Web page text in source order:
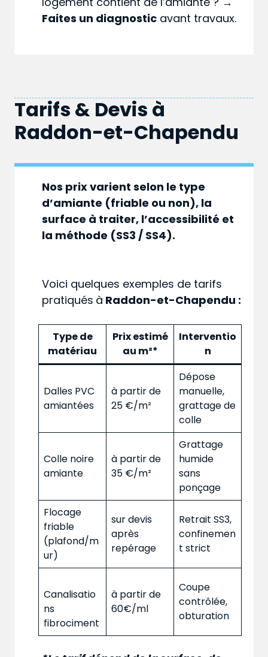
Faites un diagnostic avant travaux.
Tarifs & Devis à
Raddon-et-Chapendu
Nos prix varient selon le type
d’amiante (friable ou non), la
surface à traiter, l’accessibilité et
la méthode (SS3 / SS4).
Voici quelques exemples de tarifs
pratiqués à Raddon-et-Chapendu :
Type de
matériau
Prix estimé
au m²*
Interventio
n
Dalles PVC
amiantées
à partir de
25 €/m²
Dépose
manuelle,
grattage de
colle
Colle noire
amiante
à partir de
35 €/m²
Grattage
humide
sans
ponçage
Flocage
friable
(plafond/m
ur)
sur devis
après
repérage
Retrait SS3,
confinemen
t strict
Canalisatio
ns
fibrociment
à partir de
60€/ml
Coupe
contrôlée,
obturation